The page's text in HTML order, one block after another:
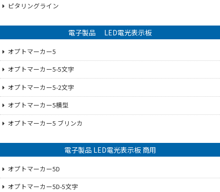
ピタリングライン
電子製品 LED電光表示板
オプトマーカー5
オプトマーカー5-5文字
オプトマーカー5-2文字
オプトマーカー5横型
オプトマーカー5 ブリンカ
電子製品 LED電光表示板 商用
オプトマーカー5D
オプトマーカー5D-5文字